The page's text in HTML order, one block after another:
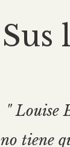
Sus
" Louise
no tiene